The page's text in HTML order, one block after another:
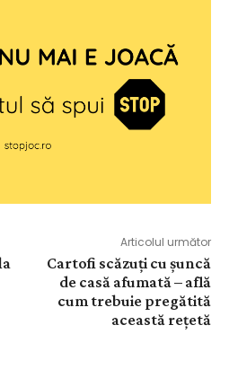
Articolul următor
Cartofi scăzuți cu șuncă
de casă afumată – află
cum trebuie pregătită
această rețetă